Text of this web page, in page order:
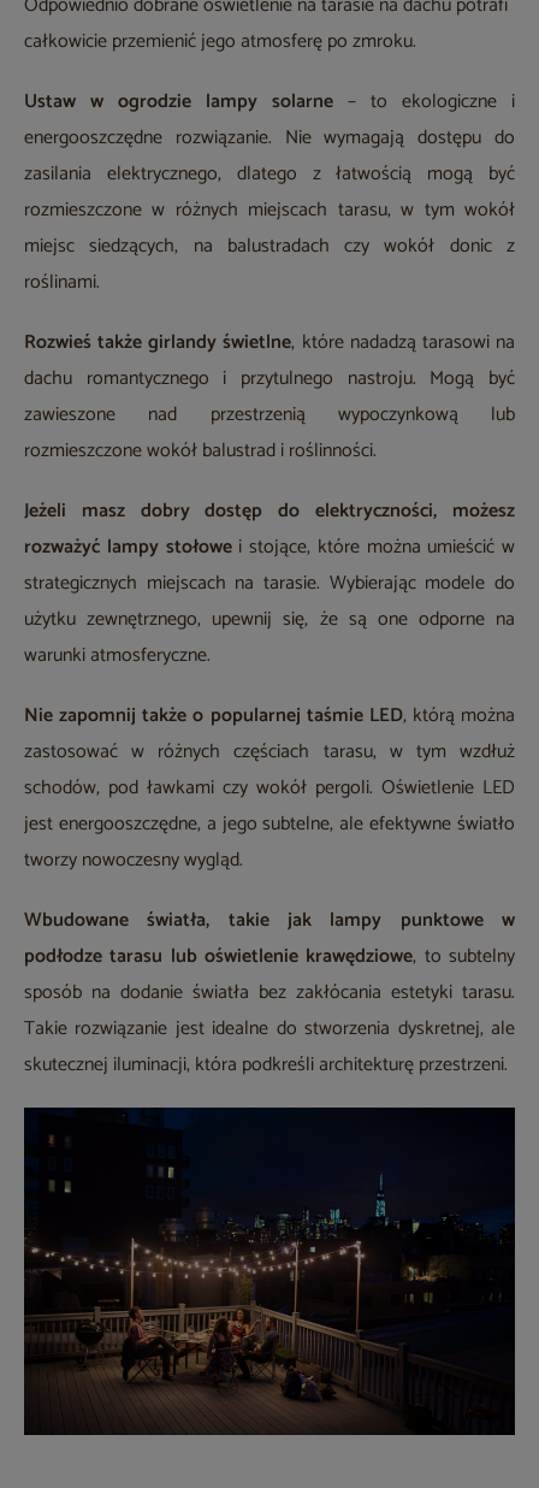
całkowicie przemienić jego atmosferę po zmroku.
Ustaw w ogrodzie lampy solarne – to ekologiczne i
energooszczędne rozwiązanie. Nie wymagają dostępu do
zasilania elektrycznego, dlatego z łatwością mogą być
rozmieszczone w różnych miejscach tarasu, w tym wokół
miejsc siedzących, na balustradach czy wokół donic z
roślinami.
Rozwieś także girlandy świetlne, które nadadzą tarasowi na
dachu romantycznego i przytulnego nastroju. Mogą być
zawieszone nad przestrzenią wypoczynkową lub
rozmieszczone wokół balustrad i roślinności.
Jeżeli masz dobry dostęp do elektryczności, możesz
rozważyć lampy stołowei stojące, które można umieścić w
strategicznych miejscach na tarasie. Wybierając modele do
użytku zewnętrznego, upewnij się, że są one odporne na
warunki atmosferyczne.
Nie zapomnij także o popularnej taśmie LED, którą można
zastosować w różnych częściach tarasu, w tym wzdłuż
schodów, pod ławkami czy wokół pergoli. Oświetlenie LED
jest energooszczędne, a jego subtelne, ale efektywne światło
tworzy nowoczesny wygląd.
Wbudowane światła, takie jak lampy punktowe w
podłodze tarasu lub oświetlenie krawędziowe, to subtelny
sposób na dodanie światła bez zakłócania estetyki tarasu.
Takie rozwiązanie jest idealne do stworzenia dyskretnej, ale
skutecznej iluminacji, która podkreśli architekturę przestrzeni.